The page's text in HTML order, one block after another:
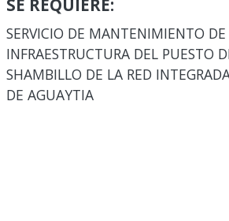
SE REQUIERE:
SERVICIO DE MANTENIMIENTO DE
INFRAESTRUCTURA DEL PUESTO
SHAMBILLO DE LA RED
DE AGUAYTIA